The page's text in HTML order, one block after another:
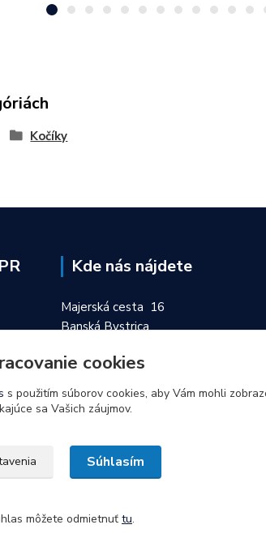
Kočíky
Kde nás nájdete
Majerská cesta 16
Banská Bystrica
cookies
s použitím súborov cookies, aby Vám mohli
sa Vašich záujmov.
Súhlasím
môžete odmietnuť tu.